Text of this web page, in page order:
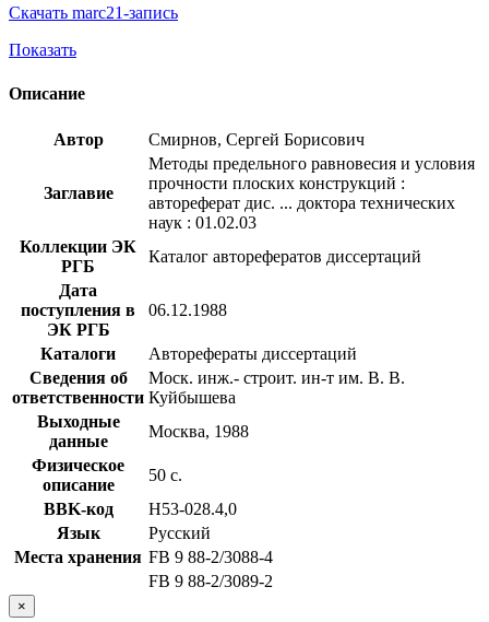
Скачать marc21-запись
Показать
Описание
Автор Смирнов, Сергей Борисович
Заглавие
Методы предельного равновесия и условия
прочности плоских конструкций :
автореферат дис. ... доктора технических
наук : 01.02.03
Коллекции ЭК
РГБ
Каталог авторефератов диссертаций
Дата
поступления в
ЭК РГБ
06.12.1988
Каталоги
Авторефераты диссертаций
Сведения об
ответственности
Моск. инж.- строит. ин-т им. В. В.
Куйбышева
Выходные
данные
Москва, 1988
Физическое
описание
50 с.
BBK-код
Н53-028.4,0
Язык
Русский
Места хранения FB 9 88-2/3088-4
FB 9 88-2/3089-2
×